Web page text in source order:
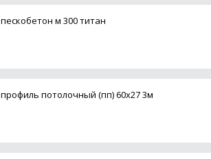
пескобетон м 300 титан
профиль потолочный (пп) 60х27 3м